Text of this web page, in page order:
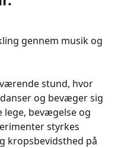
gennem musik og
stund, hvor
og bevæger sig
lege, bevægelse og
styrkes
kropsbevidsthed på